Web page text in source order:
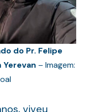
do Pr. Felipe
Yerevan – Imagem:
viveu